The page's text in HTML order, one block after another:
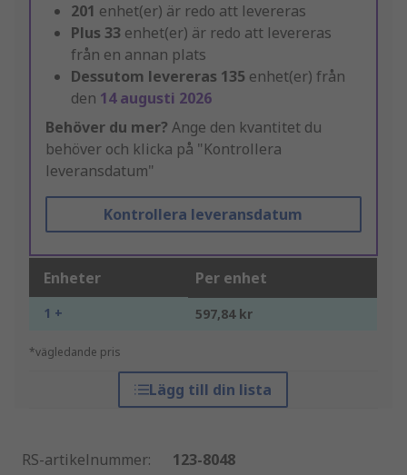
201 enhet(er) är redo att levereras
Plus 33 enhet(er) är redo att levereras
från en annan plats
Dessutom levereras 135 enhet(er) från
den 14 augusti 2026
Behöver du mer? Ange den kvantitet du
behöver och klicka på "Kontrollera
leveransdatum"
Kontrollera leveransdatum
Enheter Per enhet
1 + 597,84 kr
*vägledande pris
Lägg till din lista
RS-artikelnummer:
123-8048